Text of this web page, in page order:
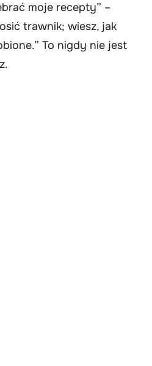
moje recepty” –
trawnik; wiesz, jak
To nigdy nie jest